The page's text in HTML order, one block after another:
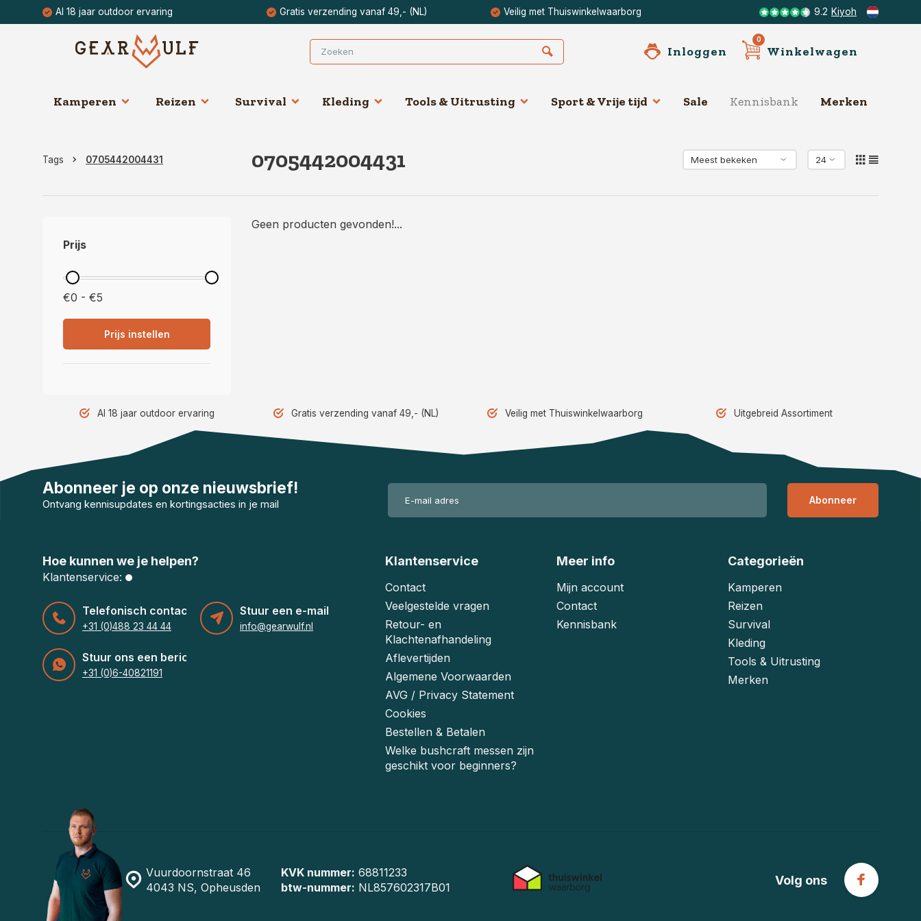
Al 18 jaar outdoor ervaring Gratis verzending vanaf 49,- (NL) Veilig met Thuiswinkelwaarborg 9.2 Kiyoh
Inloggen
0
Winkelwagen
Kamperen Reizen Survival Kleding Tools & Uitrusting Sport & Vrije tijd Sale Kennisbank Merken
Tags 0705442004431 0705442004431
Prijs
€0 - €5
Prijs instellen
Geen producten gevonden!...
Al 18 jaar outdoor ervaring Gratis verzending vanaf 49,- (NL) Veilig met Thuiswinkelwaarborg Uitgebreid Assortiment
Abonneer je op onze nieuwsbrief!
Ontvang kennisupdates en kortingsacties in je mail Abonneer
Hoe kunnen we je helpen?
Klantenservice:
Telefonisch contact
+31 (0)488 23 44 44
Stuur een e-mail
info@gearwulf.nl
Stuur ons een bericht
+31 (0)6-40821191
Klantenservice
Contact
Veelgestelde vragen
Retour- en
Klachtenafhandeling
Aflevertijden
Algemene Voorwaarden
AVG / Privacy Statement
Cookies
Bestellen & Betalen
Welke bushcraft messen zijn
geschikt voor beginners?
Meer info
Mijn account
Contact
Kennisbank
Categorieën
Kamperen
Reizen
Survival
Kleding
Tools & Uitrusting
Merken
Vuurdoornstraat 46
4043 NS, Opheusden
KVK nummer: 68811233
btw-nummer: NL857602317B01
Volg ons